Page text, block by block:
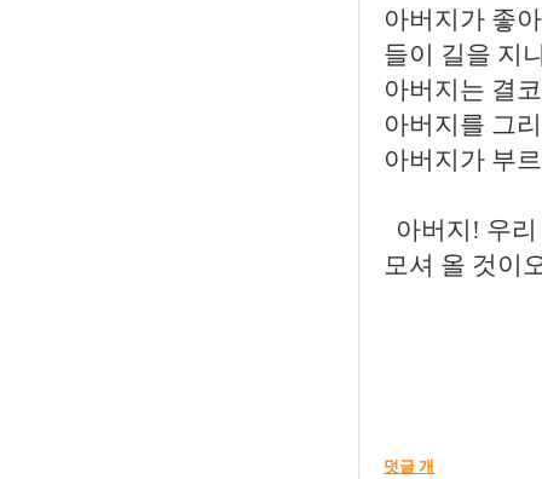
아버지가 좋
들이 길을 지
아버지는 결
아버지를 그
아버지가 부
아버지! 우
모셔 올 것이
덧글 개